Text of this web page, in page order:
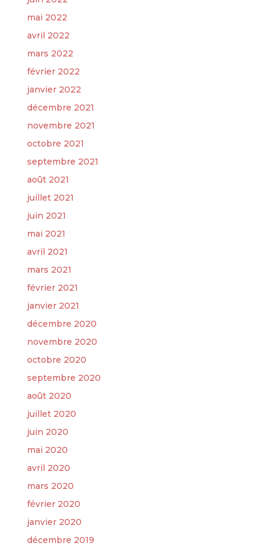
mai 2022
avril 2022
mars 2022
février 2022
janvier 2022
décembre 2021
novembre 2021
octobre 2021
septembre 2021
août 2021
juillet 2021
juin 2021
mai 2021
avril 2021
mars 2021
février 2021
janvier 2021
décembre 2020
novembre 2020
octobre 2020
septembre 2020
août 2020
juillet 2020
juin 2020
mai 2020
avril 2020
mars 2020
février 2020
janvier 2020
décembre 2019